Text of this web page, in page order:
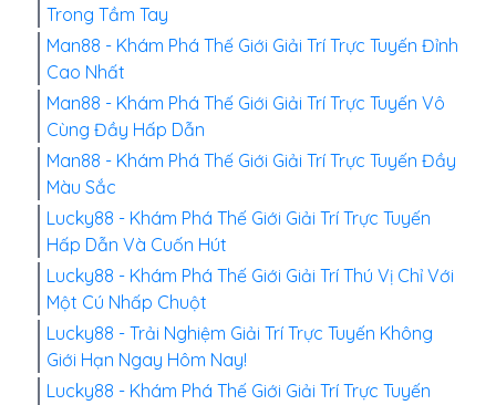
Trong Tầm Tay
Man88 - Khám Phá Thế Giới Giải Trí Trực Tuyến Đỉnh
Cao Nhất
Man88 - Khám Phá Thế Giới Giải Trí Trực Tuyến Vô
Cùng Đầy Hấp Dẫn
Man88 - Khám Phá Thế Giới Giải Trí Trực Tuyến Đầy
Màu Sắc
Lucky88 - Khám Phá Thế Giới Giải Trí Trực Tuyến
Hấp Dẫn Và Cuốn Hút
Lucky88 - Khám Phá Thế Giới Giải Trí Thú Vị Chỉ Với
Một Cú Nhấp Chuột
Lucky88 - Trải Nghiệm Giải Trí Trực Tuyến Không
Giới Hạn Ngay Hôm Nay!
Lucky88 - Khám Phá Thế Giới Giải Trí Trực Tuyến